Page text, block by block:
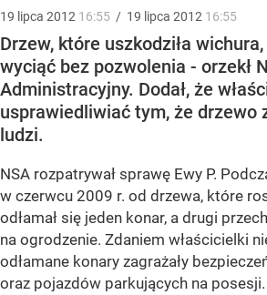
19 lipca 2012 16:55 / 19 lipca 2012 16:55
Drzew, które uszkodziła
wyciąć bez pozwolenia - orzekł
Administracyjny. Dodał, że
usprawiedliwiać tym, że drzewo
ludzi.
NSA rozpatrywał sprawę Ewy P.
w czerwcu 2009 r. od drzewa, które
odłamał się jeden konar, a drugi
na ogrodzenie. Zdaniem właścicielki
odłamane konary zagrażały
oraz pojazdów parkujących na posesji.